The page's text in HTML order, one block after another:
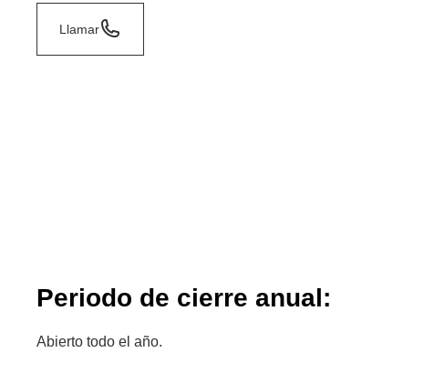
Llamar
Periodo de cierre anual:
Abierto todo el año.